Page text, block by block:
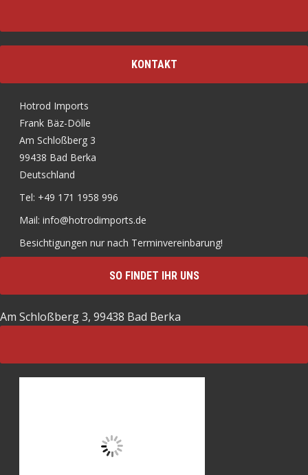
KONTAKT
Hotrod Imports
Frank Bäz-Dölle
Am Schloßberg 3
99438 Bad Berka
Deutschland
Tel: +49 171 1958 996
Mail: info@hotrodimports.de
Besichtigungen nur nach Terminvereinbarung!
SO FINDET IHR UNS
Am Schloßberg 3, 99438 Bad Berka